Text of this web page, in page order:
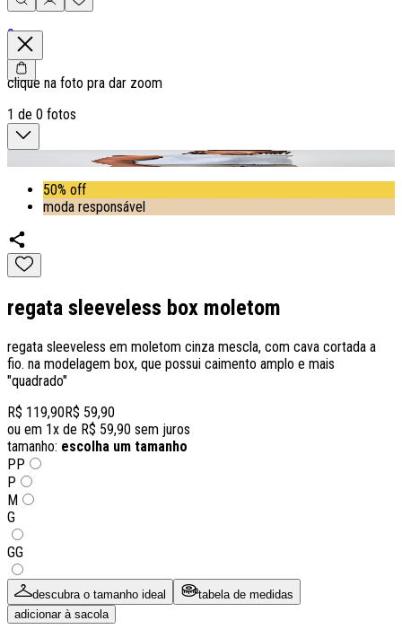
0
clique na foto pra dar zoom
1 de 0 fotos
50% off
moda responsável
regata sleeveless box moletom
regata sleeveless em moletom cinza mescla, com cava cortada a
fio. na modelagem box, que possui caimento amplo e mais
"quadrado"
R$ 119,90R$ 59,90
ou em 1x de R$ 59,90 sem juros
tamanho: escolha um tamanho
PP
P
M
G
GG
descubra o tamanho ideal
tabela de medidas
adicionar à sacola